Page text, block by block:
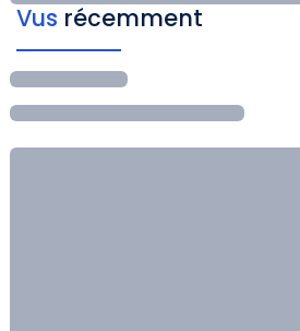
Vus récemment